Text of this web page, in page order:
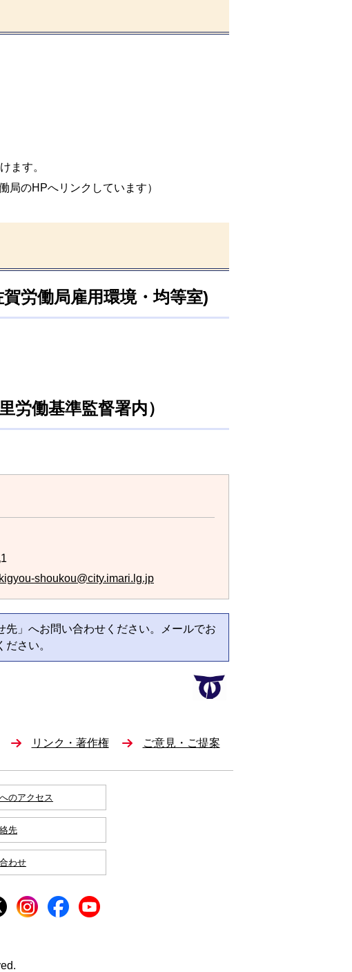
ます。
局のHPへリンクしています）
労働局雇用環境・均等室)
労働基準監督署内）
kigyou-shoukou@city.imari.lg.jp
」へお問い合わせください。メールでお
さい。
リンク・著作権 ご意見・ご提案
のアクセス
先
わせ